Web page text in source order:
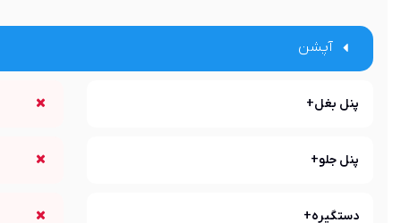
آپشن
پنل بغل+
پنل جلو+
دستگیره+